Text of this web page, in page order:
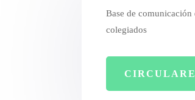
Base de comunicación
colegiados